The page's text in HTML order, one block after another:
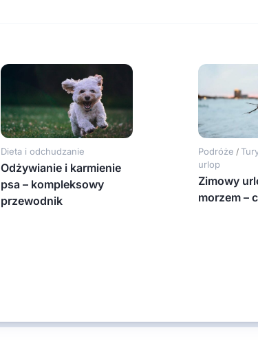
Dieta i odchudzanie
Odżywianie i karmienie
psa – kompleksowy
przewodnik
Podróże /
urlop
Zimowy
morzem –